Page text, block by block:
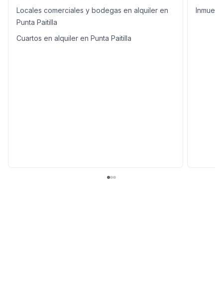
Locales comerciales y bodegas en alquiler en
Punta Paitilla
Cuartos en alquiler en Punta Paitilla